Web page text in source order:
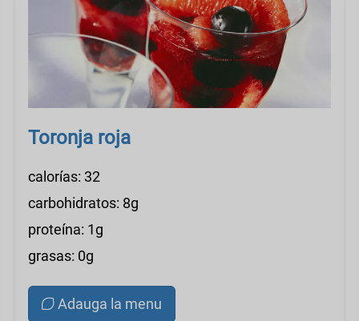
Toronja roja
calorías: 32
carbohidratos: 8g
proteína: 1g
grasas: 0g
Adauga la menu